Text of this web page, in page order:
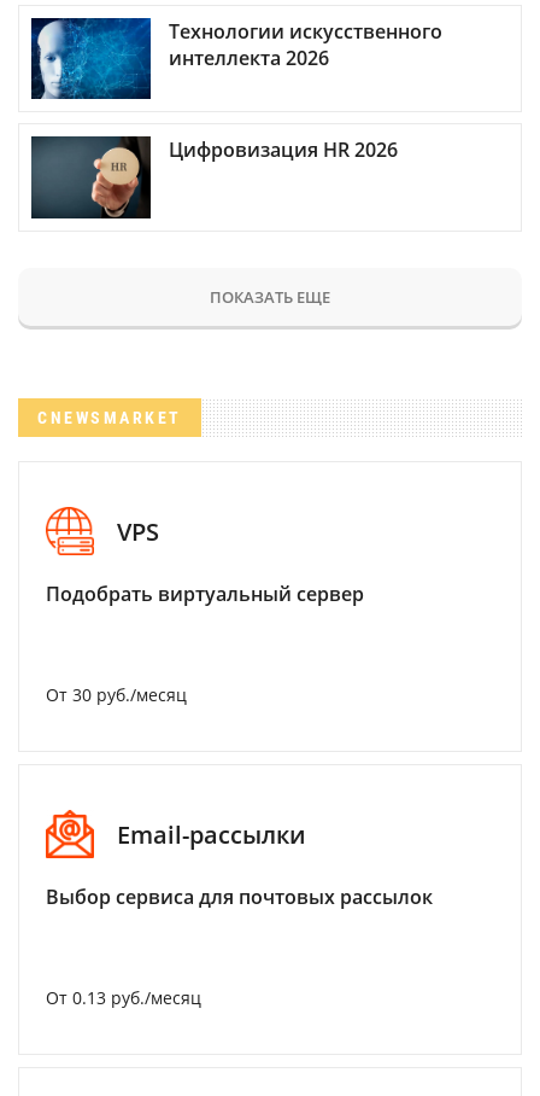
Технологии искусственного
интеллекта 2026
Цифровизация HR 2026
ПОКАЗАТЬ ЕЩЕ
CNEWSMARKET
VPS
Подобрать виртуальный сервер
От 30 руб./месяц
Email-рассылки
Выбор сервиса для почтовых рассылок
От 0.13 руб./месяц